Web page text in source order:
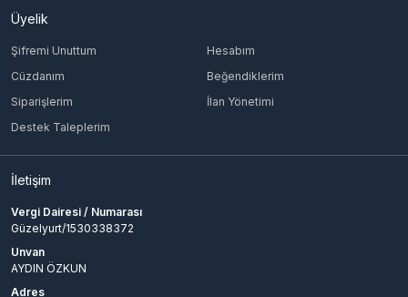
Üyelik
Şifremi Unuttum
Hesabım
Cüzdanım
Beğendiklerim
Siparişlerim
İlan Yönetimi
Destek Taleplerim
İletişim
Vergi Dairesi / Numarası
Güzelyurt/1530338372
Unvan
AYDIN ÖZKUN
Adres